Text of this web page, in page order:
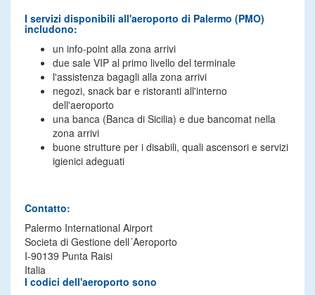
I servizi disponibili all'aeroporto di Palermo (PMO)
includono:
un info-point alla zona arrivi
due sale VIP al primo livello del terminale
l'assistenza bagagli alla zona arrivi
negozi, snack bar e ristoranti all'interno
dell'aeroporto
una banca (Banca di Sicilia) e due bancomat nella
zona arrivi
buone strutture per i disabili, quali ascensori e servizi
igienici adeguati
Contatto:
Palermo International Airport
Societa di Gestione dell´Aeroporto
I-90139 Punta Raisi
Italia
I codici dell'aeroporto sono